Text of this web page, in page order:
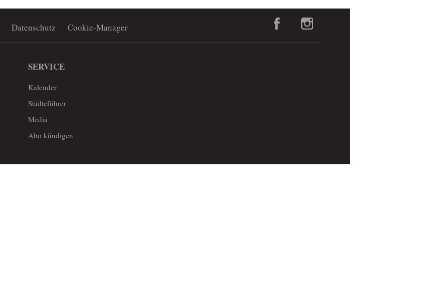
Datenschutz Cookie-Manager
SERVICE
Kalender
Städteführer
Media
Abo kündigen